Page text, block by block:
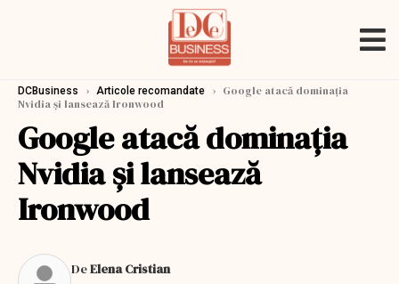
DCBusiness › Articole recomandate › Google atacă dominația
Nvidia și lansează Ironwood
Google atacă dominația
Nvidia și lansează
Ironwood
DeElena Cristian